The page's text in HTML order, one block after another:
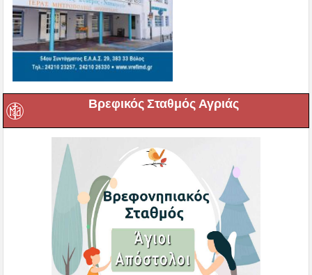
Βρεφικός Σταθμός Αγριάς